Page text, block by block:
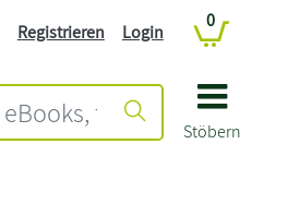
Stöbern
Registrieren Login
0